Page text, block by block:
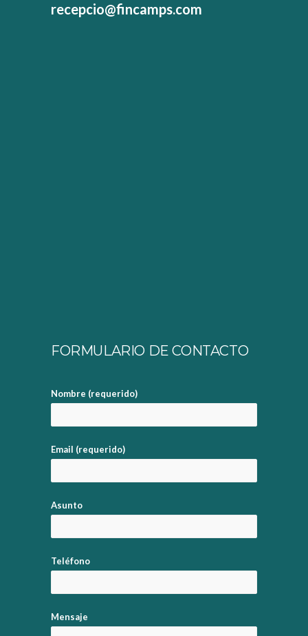
recepcio@fincamps.com
FORMULARIO DE CONTACTO
Nombre (requerido)
Email (requerido)
Asunto
Teléfono
Mensaje